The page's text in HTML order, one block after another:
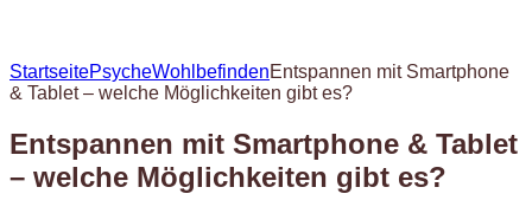
StartseitePsycheWohlbefindenEntspannen mit Smartphone
& Tablet – welche Möglichkeiten gibt es?
Entspannen mit Smartphone & Tablet
– welche Möglichkeiten gibt es?